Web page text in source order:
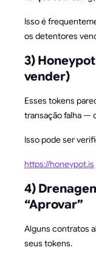
Isso é
os detentores
3)
vender)
Esses tokens
transação falha —
Isso pode ser
https://honeypot.is
4)
“Aprovar”
Alguns contratos
seus tokens.